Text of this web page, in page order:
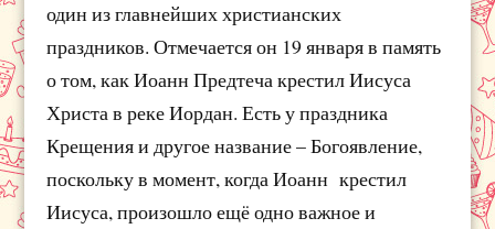
один из главнейших христианских
праздников. Отмечается он 19 января в память
о том, как Иоанн Предтеча крестил Иисуса
Христа в реке Иордан. Есть у праздника
Крещения и другое название – Богоявление,
поскольку в момент, когда Иоанн крестил
Иисуса, произошло ещё одно важное и